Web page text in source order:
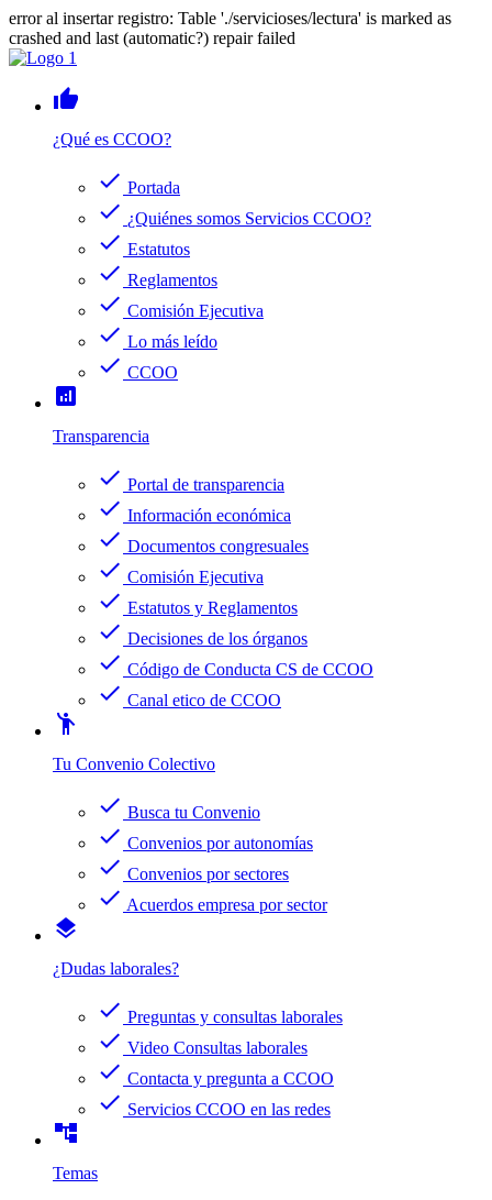
error al insertar registro: Table './servicioses/lectura' is marked as
crashed and last (automatic?) repair failed
thumb_up
¿Qué es CCOO?
check Portada
check ¿Quiénes somos Servicios CCOO?
check Estatutos
check Reglamentos
check Comisión Ejecutiva
check Lo más leído
check CCOO
analytics
Transparencia
check Portal de transparencia
check Información económica
check Documentos congresuales
check Comisión Ejecutiva
check Estatutos y Reglamentos
check Decisiones de los órganos
check Código de Conducta CS de CCOO
check Canal etico de CCOO
emoji_people
Tu Convenio Colectivo
check Busca tu Convenio
check Convenios por autonomías
check Convenios por sectores
check Acuerdos empresa por sector
layers
¿Dudas laborales?
check Preguntas y consultas laborales
check Video Consultas laborales
check Contacta y pregunta a CCOO
check Servicios CCOO en las redes
account_tree
Temas